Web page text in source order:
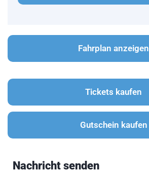
Fahrplan anzeigen
Tickets kaufen
Gutschein kaufen
Nachricht senden